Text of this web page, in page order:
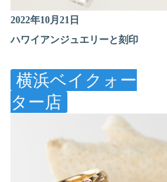
2022年10月21日
ハワイアンジュエリーと刻印
横浜ベイクォー
ター店